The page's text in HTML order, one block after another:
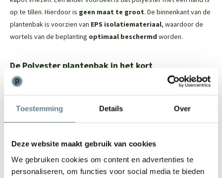
Toestemming Details Over
Deze website maakt gebruik van cookies
We gebruiken cookies om content en advertenties te
personaliseren, om functies voor social media te bieden
op te tillen. Hierdoor is geen maat te groot. De binnenkant van de
plantenbak is voorzien van EPS isolatiemateriaal, waardoor de
wortels van de beplanting optimaal beschermd worden.
De Polyester plantenbak in het kort
Dit tijdloze model past in iedere tuin
staan
De binnenkant van de plantenbak is voorzien van EPS
Door het materiaal is het een lichtgewicht plantenbak
De plantenbak heeft een robuuste uitstraling en een mooie
randafwerking